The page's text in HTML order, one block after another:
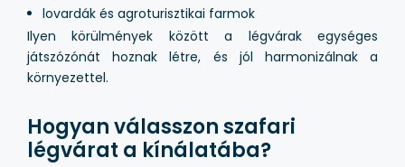
lovardák és agroturisztikai farmok
Ilyen körülmények között a légvárak egységes
játszózónát hoznak létre, és jól harmonizálnak a
környezettel.
Hogyan válasszon szafari
légvárat a kínálatába?